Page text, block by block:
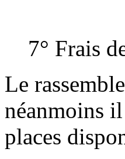
7° Frais
Le
néanmoins
places